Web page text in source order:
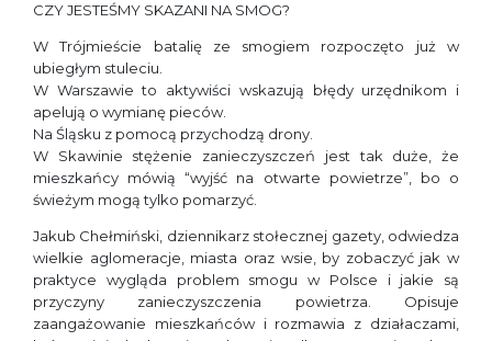
CZY JESTEŚMY SKAZANI NA SMOG?
W Trójmieście batalię ze smogiem rozpoczęto już w
ubiegłym stuleciu.
W Warszawie to aktywiści wskazują błędy urzędnikom i
apelują o wymianę pieców.
Na Śląsku z pomocą przychodzą drony.
W Skawinie stężenie zanieczyszczeń jest tak duże, że
mieszkańcy mówią “wyjść na otwarte powietrze”, bo o
świeżym mogą tylko pomarzyć.
Jakub Chełmiński, dziennikarz stołecznej gazety, odwiedza
wielkie aglomeracje, miasta oraz wsie, by zobaczyć jak w
praktyce wygląda problem smogu w Polsce i jakie są
przyczyny zanieczyszczenia powietrza. Opisuje
zaangażowanie mieszkańców i rozmawia z działaczami,